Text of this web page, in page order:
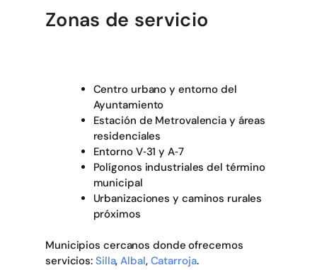
Zonas de servicio
Centro urbano y entorno del
Ayuntamiento
Estación de Metrovalencia y áreas
residenciales
Entorno V‑31 y A‑7
Polígonos industriales del término
municipal
Urbanizaciones y caminos rurales
próximos
Municipios cercanos donde ofrecemos
servicios: Silla,Albal, Catarroja.